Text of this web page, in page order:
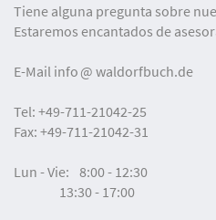
Tiene alguna pregunta sobre
Estaremos encantados de
E-Mail info waldorfbuch.de
Tel: +49-711-21042-25
Fax: +49-711-21042-31
Lun - Vie: 8:00 - 12:30
13:30 - 17:00